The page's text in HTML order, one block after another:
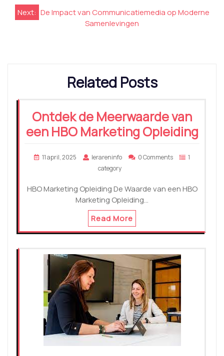
Next: De Impact van Communicatiemedia op Moderne
Samenlevingen
Related Posts
Ontdek de Meerwaarde van
een HBO Marketing Opleiding
11 april, 2025 lerareninfo 0 Comments
1
category
HBO Marketing Opleiding De Waarde van een HBO
Marketing Opleiding…
Read More